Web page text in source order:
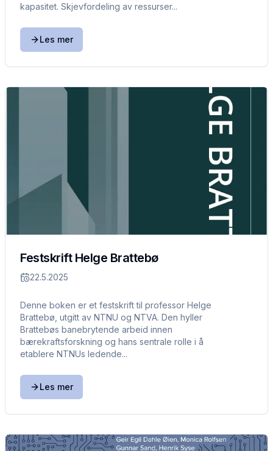
kapasitet. Skjevfordeling av ressurser...
Les mer
Festskrift Helge Brattebø
22.5.2025
Denne boken er et festskrift til professor Helge
Brattebø, utgitt av NTNU og NTVA. Den hyller
Brattebøs banebrytende arbeid innen
bærekraftsforskning og hans sentrale rolle i å
etablere NTNUs ledende...
Les mer